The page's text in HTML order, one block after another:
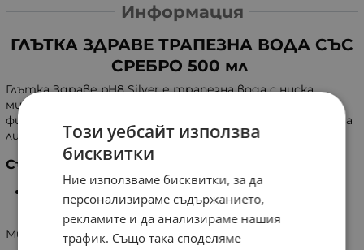
Информация
ГЛЪТКА ЗДРАВЕ ТРАПЕЗНА ВОДА СЪС
СРЕБРО 500 мл
Глътка Здраве pH8 Silver е трапезна вода с ниска
минерализация, преминала през сребърен
филтър. Подходяща както за пиене, така и за миене на
лице и ръце.
Състав
Трапезна вода от Рила, структурирана със
сребърна филтърна колона.
Минерализация: < 178 mg/l
Този уебсайт използва
бисквитки
Ние използваме бисквитки, за да
персонализираме съдържанието,
рекламите и да анализираме нашия
трафик. Също така споделяме